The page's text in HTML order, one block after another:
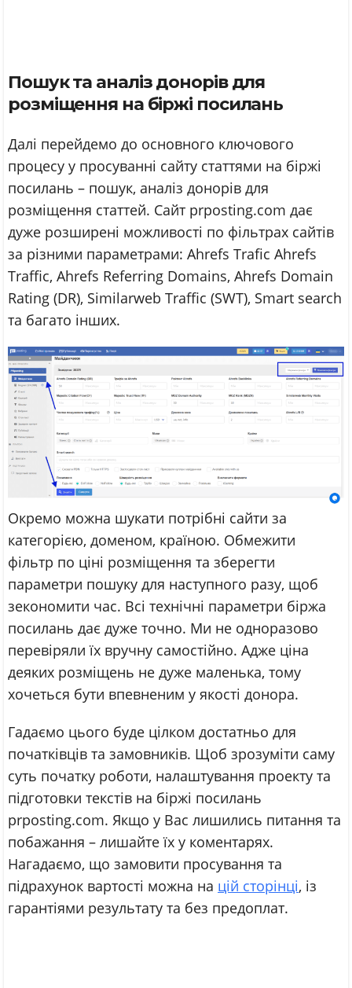
Пошук та аналіз донорів для
розміщення на біржі посилань
Далі перейдемо до основного ключового
процесу у просуванні сайту статтями на біржі
посилань – пошук, аналіз донорів для
розміщення статтей. Сайт prposting.com дає
дуже розширені можливості по фільтрах сайтів
за різними параметрами: Ahrefs Trafic Ahrefs
Traffic, Ahrefs Referring Domains, Ahrefs Domain
Rating (DR), Similarweb Traffic (SWT), Smart search
та багато інших.
Окремо можна шукати потрібні сайти за
категорією, доменом, країною. Обмежити
фільтр по ціні розміщення та зберегти
параметри пошуку для наступного разу, щоб
зекономити час. Всі технічні параметри біржа
посилань дає дуже точно. Ми не одноразово
перевіряли їх вручну самостійно. Адже ціна
деяких розміщень не дуже маленька, тому
хочеться бути впевненим у якості донора.
Гадаємо цього буде цілком достатньо для
початківців та замовників. Щоб зрозуміти саму
суть початку роботи, налаштування проекту та
підготовки текстів на біржі посилань
prposting.com. Якщо у Вас лишились питання та
побажання – лишайте їх у коментарях.
Нагадаємо, що замовити просування та
підрахунок вартості можна на цій сторінці, із
гарантіями результату та без предоплат.